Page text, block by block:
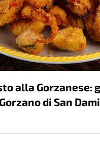
alla Gorzanese:
di San